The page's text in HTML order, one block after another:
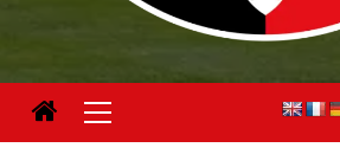
Menu
principal